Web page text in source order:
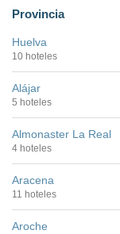
Provincia
Huelva
10 hoteles
Alájar
5 hoteles
Almonaster La Real
4 hoteles
Aracena
11 hoteles
Aroche